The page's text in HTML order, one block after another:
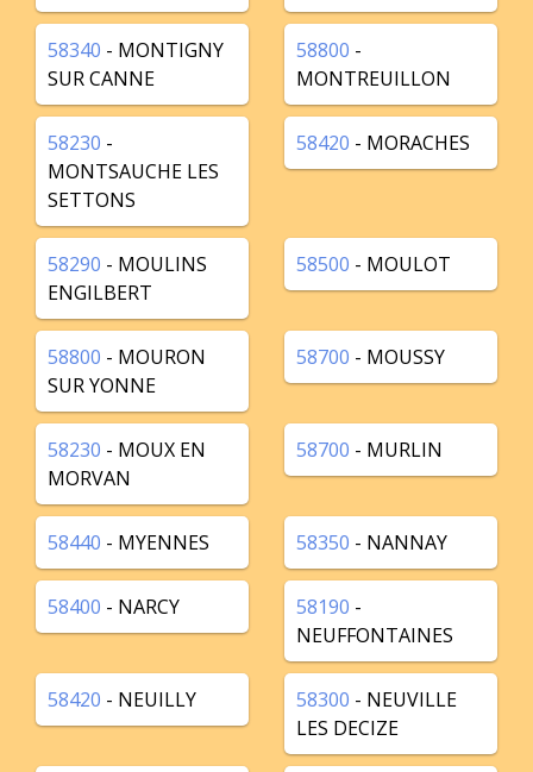
58340 - MONTIGNY
SUR CANNE
58800 -
MONTREUILLON
58230 -
MONTSAUCHE LES
SETTONS
58420 - MORACHES
58290 - MOULINS
ENGILBERT
58500 - MOULOT
58800 - MOURON
SUR YONNE
58700 - MOUSSY
58230 - MOUX EN
MORVAN
58700 - MURLIN
58440 - MYENNES 58350 - NANNAY
58400 - NARCY 58190 -
NEUFFONTAINES
58420 - NEUILLY 58300 - NEUVILLE
LES DECIZE